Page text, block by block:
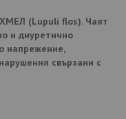
ХМЕЛ (Lupuli flos). Чаят
и диуретично
напрежение,
свързани с